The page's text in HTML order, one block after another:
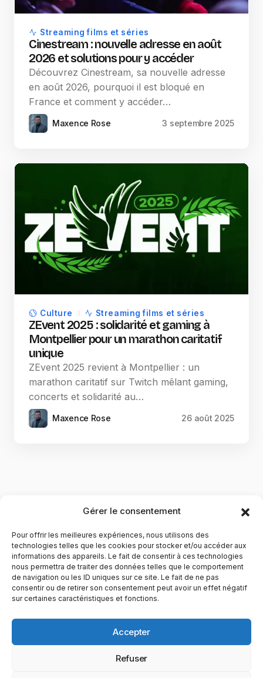
Gérer le consentement
Pour offrir les meilleures expériences, nous utilisons des
technologies telles que les cookies pour stocker et/ou accéder aux
informations des appareils. Le fait de consentir à ces technologies
nous permettra de traiter des données telles que le comportement
de navigation ou les ID uniques sur ce site. Le fait de ne pas
consentir ou de retirer son consentement peut avoir un effet négatif
sur certaines caractéristiques et fonctions.
Accepter
Refuser
Streaming films et séries
Cinestream : nouvelle adresse en août
2026 et solutions pour y accéder
Découvrez Cinestream, sa nouvelle adresse
en août 2026, pourquoi il est bloqué en
France et comment y accéder…
Maxence Rose 3 septembre 2025
Culture Streaming films et séries
ZEvent 2025 : solidarité et gaming à
Montpellier pour un marathon caritatif
unique
ZEvent 2025 revient à Montpellier : un
marathon caritatif sur Twitch mêlant gaming,
concerts et solidarité au…
Maxence Rose 26 août 2025
YubiGeek est un média français dédié aux nouvelles
technologies, à la culture geek et au numérique. Fondé par
du web, du gaming et de la science, avec une approche